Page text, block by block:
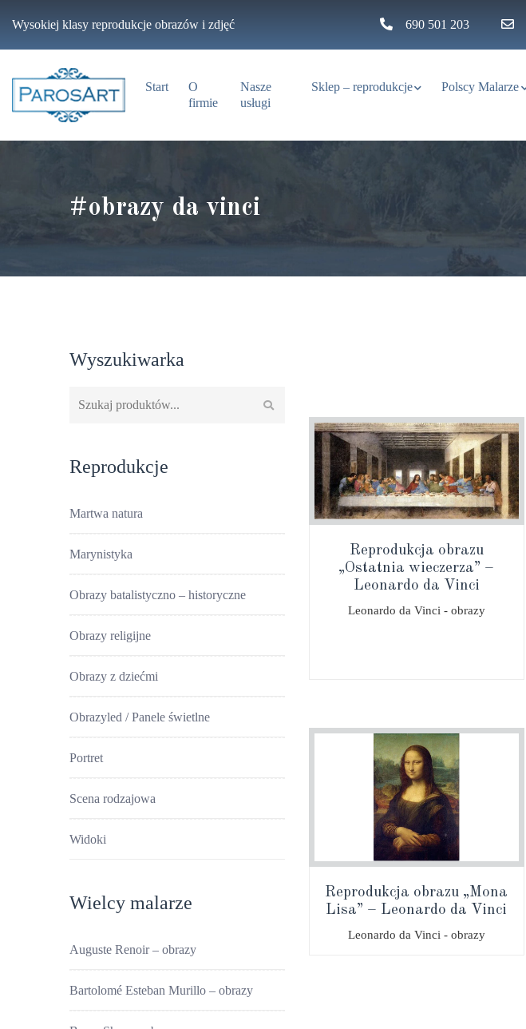
Wysokiej klasy reprodukcje obrazów i zdjęć 690 501 203
Start
O
firmie
Nasze
usługi
Sklep – reprodukcje Polscy Malarze
#obrazy da vinci
Wyszukiwarka
Reprodukcje
Martwa natura
Marynistyka
Obrazy batalistyczno – historyczne
Obrazy religijne
Obrazy z dziećmi
Obrazyled / Panele świetlne
Portret
Scena rodzajowa
Widoki
Wielcy malarze
Auguste Renoir – obrazy
Bartolomé Esteban Murillo – obrazy
Reprodukcja obrazu
„Ostatnia wieczerza” –
Leonardo da Vinci
Leonardo da Vinci - obrazy
Reprodukcja obrazu „Mona
Lisa” – Leonardo da Vinci
Leonardo da Vinci - obrazy